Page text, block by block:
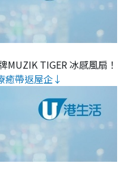
MUZIK TIGER 冰感風扇！
癒帶返屋企↓